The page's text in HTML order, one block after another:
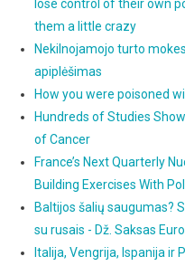
lose control of their own
them a little crazy
Nekilnojamojo turto
apiplėšimas
How you were poisoned
Hundreds of Studies
of Cancer
France’s Next Quarterly
Building Exercises With
Baltijos šalių saugumas?
su rusais - Dž. Saksas
Italija, Vengrija, Ispanija ir